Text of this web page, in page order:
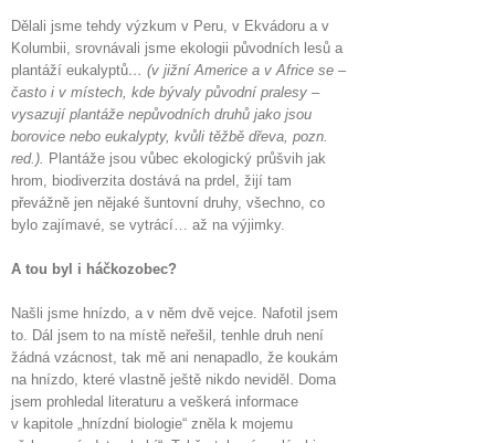
Dělali jsme tehdy výzkum v Peru, v Ekvádoru a v
Kolumbii, srovnávali jsme ekologii původních lesů a
plantáží eukalyptů… (v jižní Americe a v Africe se –
často i v místech, kde bývaly původní pralesy –
vysazují plantáže nepůvodních druhů jako jsou
borovice nebo eukalypty, kvůli těžbě dřeva, pozn.
red.). Plantáže jsou vůbec ekologický průšvih jak
hrom, biodiverzita dostává na prdel, žijí tam
převážně jen nějaké šuntovní druhy, všechno, co
bylo zajímavé, se vytrácí… až na výjimky.
A tou byl i háčkozobec?
Našli jsme hnízdo, a v něm dvě vejce. Nafotil jsem
to. Dál jsem to na místě neřešil, tenhle druh není
žádná vzácnost, tak mě ani nenapadlo, že koukám
na hnízdo, které vlastně ještě nikdo neviděl. Doma
jsem prohledal literaturu a veškerá informace
v kapitole „hnízdní biologie“ zněla k mojemu